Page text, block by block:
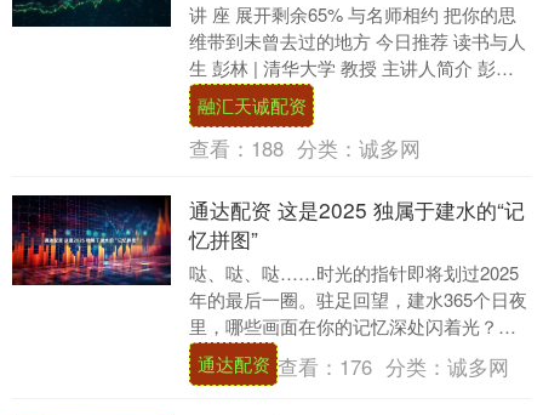
讲 座 展开剩余65% 与名师相约 把你的思
维带到未曾去过的地方 今日推荐 读书与人
生 彭林 | 清华大学 教授 主讲人简介 彭
林，清华大学教授、博士生导师，国....
融汇天诚配资
查看： 188 分类： 诚多网
通达配资 这是2025 独属于建水的“记
忆拼图”
哒、哒、哒……时光的指针即将划过2025
年的最后一圈。驻足回望，建水365个日夜
里，哪些画面在你的记忆深处闪着光？此
刻，让我们轻轻展开这幅时间的卷轴，每
一个被定....
通达配资 查看： 176 分类：诚多网